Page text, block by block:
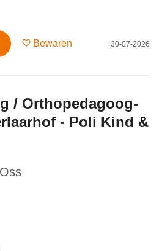
Bewaren 30-07-2026
/ Orthopedagoog-
- Poli Kind &
Oss